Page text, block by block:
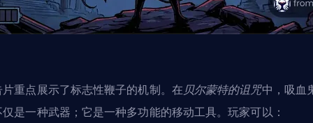
重点展示了标志性鞭子的机制。在贝尔蒙特的诅咒中，吸血
是一种武器；它是一种多功能的移动工具。玩家可以：